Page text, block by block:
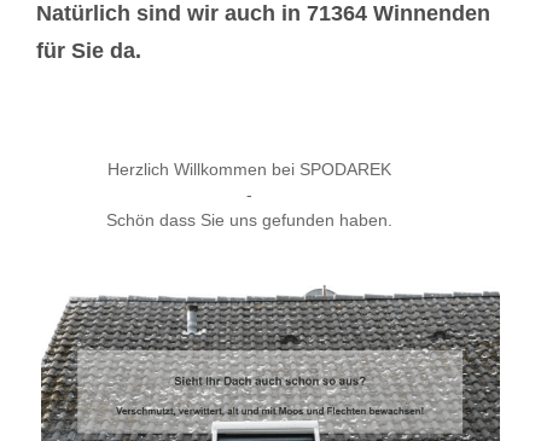
Natürlich sind wir auch in 71364 Winnenden
für Sie da.
Herzlich Willkommen bei SPODAREK
-
Schön dass Sie uns gefunden haben.